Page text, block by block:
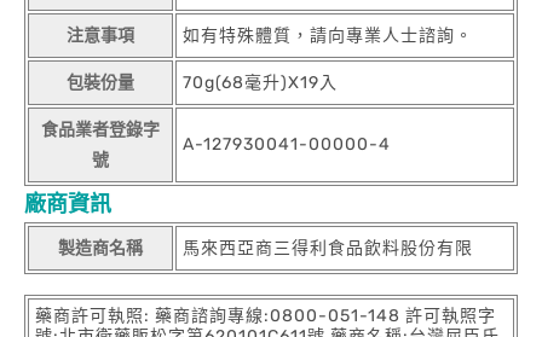
注意事項 如有特殊體質，請向專業人士諮詢。
包裝份量 70g(68毫升)X19入
食品業者登錄字
號
A-127930041-00000-4
廠商資訊
製造商名稱 馬來西亞商三得利食品飲料股份有限
藥商許可執照: 藥商諮詢專線:0800-051-148 許可執照字